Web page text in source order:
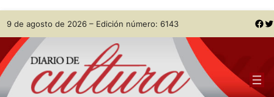
Saltar
al
contenido
Skip
to
content
9 de agosto de 2026 – Edición número: 6143 Facebook Twitter